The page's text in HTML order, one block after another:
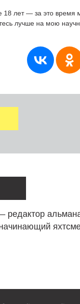
18 лет — за это время
лучше на мою
редактор